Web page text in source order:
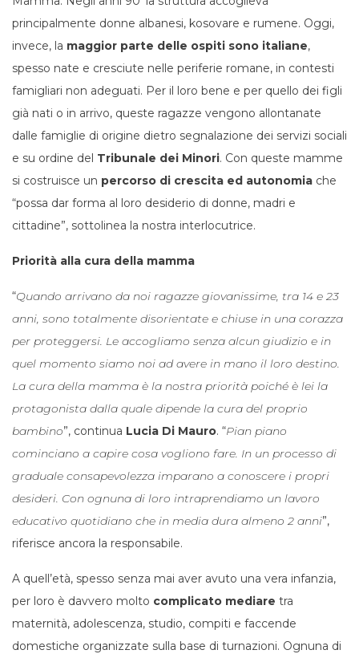
principalmente donne albanesi, kosovare e rumene. Oggi,
invece, la maggior parte delle ospiti sono italiane,
spesso nate e cresciute nelle periferie romane, in contesti
famigliari non adeguati. Per il loro bene e per quello dei figli
già nati o in arrivo, queste ragazze vengono allontanate
dalle famiglie di origine dietro segnalazione dei servizi sociali
e su ordine del Tribunale dei Minori. Con queste mamme
si costruisce un percorso di crescita ed autonomia che
“possa dar forma al loro desiderio di donne, madri e
cittadine”, sottolinea la nostra interlocutrice.
Priorità alla cura della mamma
“Quando arrivano da noi ragazze giovanissime, tra 14 e 23
anni, sono totalmente disorientate e chiuse in una corazza
per proteggersi. Le accogliamo senza alcun giudizio e in
quel momento siamo noi ad avere in mano il loro destino.
La cura della mamma è la nostra priorità poiché è lei la
protagonista dalla quale dipende la cura del proprio
bambino”, continua Lucia Di Mauro. “Pian piano
cominciano a capire cosa vogliono fare. In un processo di
graduale consapevolezza imparano a conoscere i propri
desideri. Con ognuna di loro intraprendiamo un lavoro
educativo quotidiano che in media dura almeno 2 anni”,
riferisce ancora la responsabile.
A quell’età, spesso senza mai aver avuto una vera infanzia,
per loro è davvero molto complicato mediare tra
maternità, adolescenza, studio, compiti e faccende
domestiche organizzate sulla base di turnazioni. Ognuna di